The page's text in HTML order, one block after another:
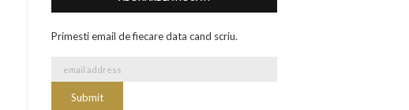
Primesti email de fiecare data cand scriu.